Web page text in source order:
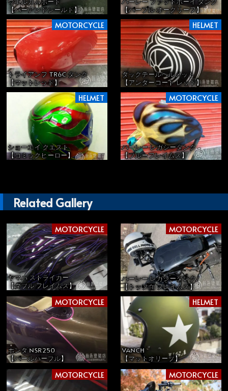
【バーアンドシールド】
【パープル オークリーフ】
MOTORCYCLE
トライアンフ TR6C タンク
【マットレッド】
HELMET
ダックテールヘルメット
【アンダーコート レッド】
HELMET
ショーエイ クエスト
【コミックヒーロー】
MOTORCYCLE
ハーレー レガシータンク
【ブルーフレイムス】
Related Gallery
MOTORCYCLE
ヤマハ ストライカー
【ダブル フレイムス】
MOTORCYCLE
ハーレー レガシータンク
【トップ面 フレイムス】
MOTORCYCLE
ホンダ NSR250
【パールパープル】
HELMET
VANCH
【マットオリーブ】
MOTORCYCLE MOTORCYCLE